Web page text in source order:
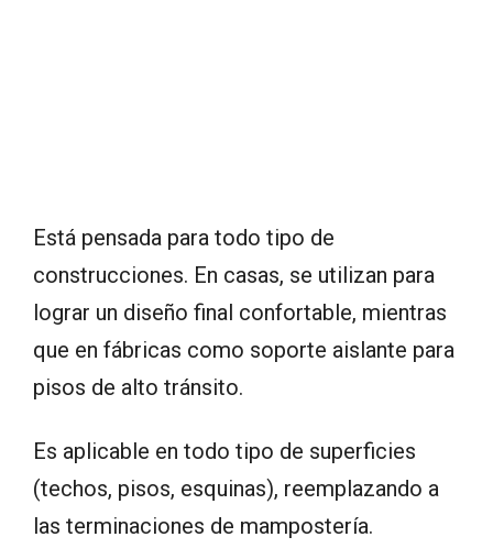
Está pensada para todo tipo de
construcciones. En casas, se utilizan para
lograr un diseño final confortable, mientras
que en fábricas como soporte aislante para
pisos de alto tránsito.
Es aplicable en todo tipo de superficies
(techos, pisos, esquinas), reemplazando a
las terminaciones de mampostería.